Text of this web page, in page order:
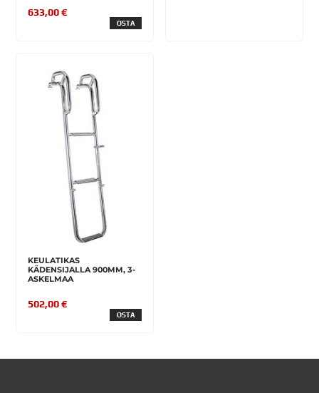
633,00 €
OSTA
KEULATIKAS
KÄDENSIJALLA 900MM, 3-
ASKELMAA
502,00 €
OSTA